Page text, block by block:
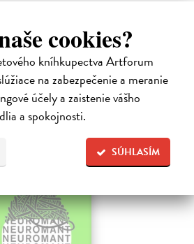
cookies?
kníhkupectva Artforum
na zabezpečenie a meranie
účely a zaistenie vášho
a spokojnosti.
SÚHLASÍM
hovorí o boji dvoch najväčších mocností
zo svojej železnej pevnosti.